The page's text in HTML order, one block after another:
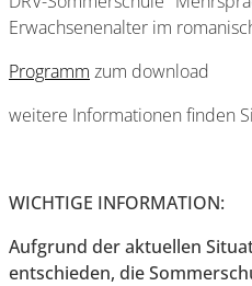
Erwachsenenalter im
Programm zum download
weitere Informationen finden
WICHTIGE INFORMATION:
Aufgrund der aktuellen
entschieden, die